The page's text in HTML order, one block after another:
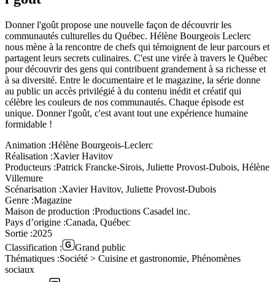
Donner l'goût propose une nouvelle façon de découvrir les
communautés culturelles du Québec. Hélène Bourgeois Leclerc
nous mène à la rencontre de chefs qui témoignent de leur parcours et
partagent leurs secrets culinaires. C'est une virée à travers le Québec
pour découvrir des gens qui contribuent grandement à sa richesse et
à sa diversité. Entre le documentaire et le magazine, la série donne
au public un accès privilégié à du contenu inédit et créatif qui
célèbre les couleurs de nos communautés. Chaque épisode est
unique. Donner l'goût, c'est avant tout une expérience humaine
formidable !
Animation :Hélène Bourgeois-Leclerc
Réalisation :Xavier Havitov
Producteurs :Patrick Francke-Sirois, Juliette Provost-Dubois, Hélène
Villemure
Scénarisation :Xavier Havitov, Juliette Provost-Dubois
Genre :Magazine
Maison de production :Productions Casadel inc.
Pays d’origine :Canada, Québec
Sortie :2025
Classification :
Grand public
Thématiques :Société > Cuisine et gastronomie, Phénomènes
sociaux